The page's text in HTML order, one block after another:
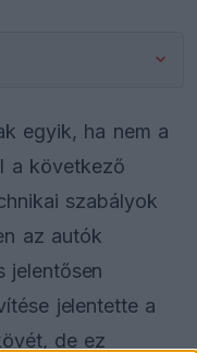
egyik, ha nem a
a következő
szabályok
az autók
jelentősen
jelentette a
de ez